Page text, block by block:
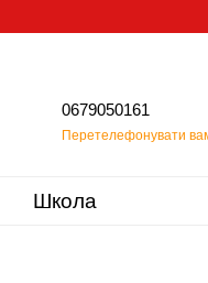
0679050161
Перетелефонувати
Школа